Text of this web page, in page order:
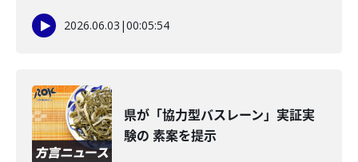
2026.06.03 |00:05:54
県が「協力型バスレーン」実証実
験の 素案を提示